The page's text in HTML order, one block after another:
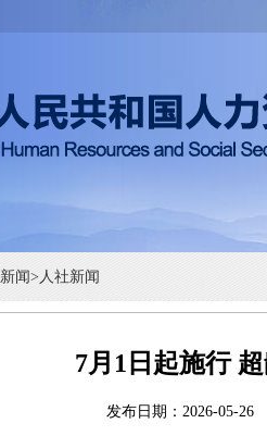
新闻> 人社新闻
7月1日起施行
发布日期：